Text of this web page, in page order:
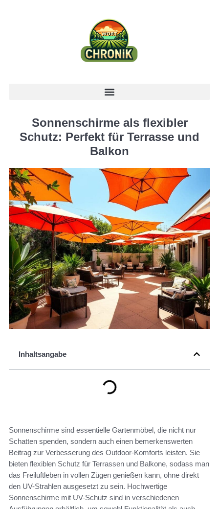
Sonnenschirme als flexibler
Schutz: Perfekt für Terrasse und
Balkon
Inhaltsangabe
Sonnenschirme sind essentielle Gartenmöbel, die nicht nur
Schatten spenden, sondern auch einen bemerkenswerten
Beitrag zur Verbesserung des Outdoor-Komforts leisten. Sie
bieten flexiblen Schutz für Terrassen und Balkone, sodass man
das Freiluftleben in vollen Zügen genießen kann, ohne direkt
den UV-Strahlen ausgesetzt zu sein. Hochwertige
Sonnenschirme mit UV-Schutz sind in verschiedenen